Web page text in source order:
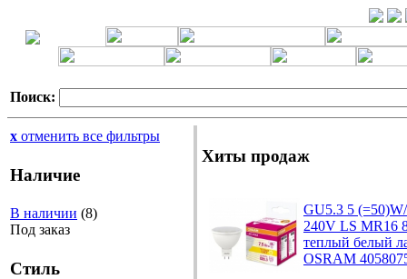
Поиск:
x отменить все фильтры
Наличие
В наличии (8)
Под заказ
Стиль
Хиты продаж
GU5.3 5
240V LS MR16
теплый белый
OSRAM